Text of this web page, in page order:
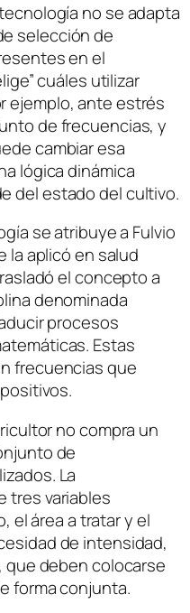
no se adapta
selección de
en el
cuáles utilizar
ejemplo, ante estrés
de frecuencias, y
cambiar esa
lógica dinámica
del estado del cultivo.
se atribuye a Fulvio
la aplicó en salud
el concepto a
denominada
procesos
Estas
frecuencias que
no compra un
de
La
tres variables
el área a tratar y el
de intensidad,
que deben colocarse
forma conjunta.